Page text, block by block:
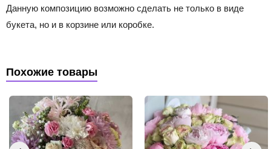
Данную композицию возможно сделать не только в виде
букета, но и в корзине или коробке.
Похожие товары